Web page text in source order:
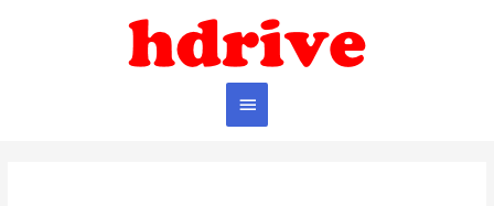
Главное